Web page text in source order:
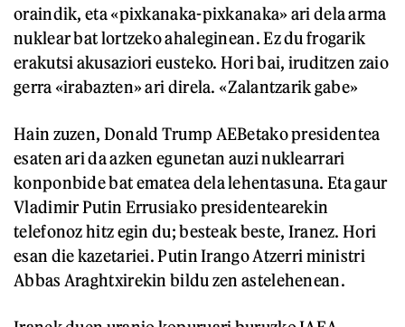
oraindik, eta «pixkanaka-pixkanaka» ari dela arma
nuklear bat lortzeko ahaleginean. Ez du frogarik
erakutsi akusaziori eusteko. Hori bai, iruditzen zaio
gerra «irabazten» ari direla. «Zalantzarik gabe»
Hain zuzen, Donald Trump AEBetako presidentea
esaten ari da azken egunetan auzi nuklearrari
konponbide bat ematea dela lehentasuna. Eta gaur
Vladimir Putin Errusiako presidentearekin
telefonoz hitz egin du; besteak beste, Iranez. Hori
esan die kazetariei. Putin Irango Atzerri ministri
Abbas Araghtxirekin bildu zen astelehenean.